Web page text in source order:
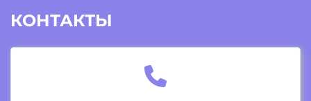
КОНТАКТЫ